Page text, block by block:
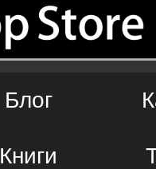
Блог
Книги